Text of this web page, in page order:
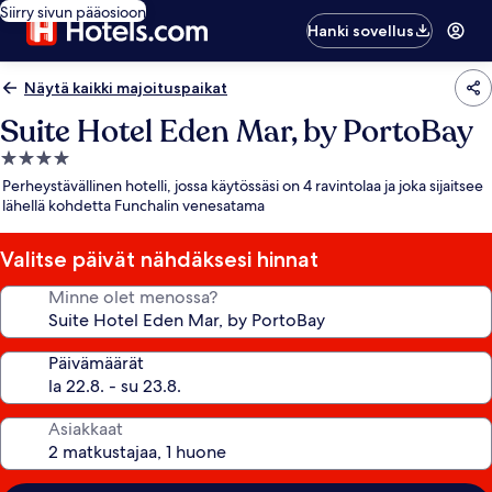
Siirry sivun pääosioon
Hanki sovellus
Näytä kaikki majoituspaikat
Suite Hotel Eden Mar, by PortoBay
4.0
tähden
majoituspaikka
Perheystävällinen hotelli, jossa käytössäsi on 4 ravintolaa ja joka sijaitsee
lähellä kohdetta Funchalin venesatama
Valitse päivät nähdäksesi hinnat
Minne olet menossa?
Päivämäärät
Asiakkaat